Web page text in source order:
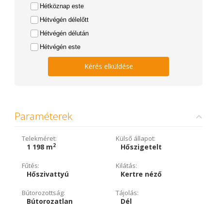
Hétköznap este
Hétvégén délelőtt
Hétvégén délután
Hétvégén este
Kérés elküldése
Paraméterek
Telekméret:
1 198 m2
Külső állapot:
Hőszigetelt
Fűtés:
Hőszivattyú
Kilátás:
Kertre néző
Bútorozottság:
Bútorozatlan
Tájolás:
Dél